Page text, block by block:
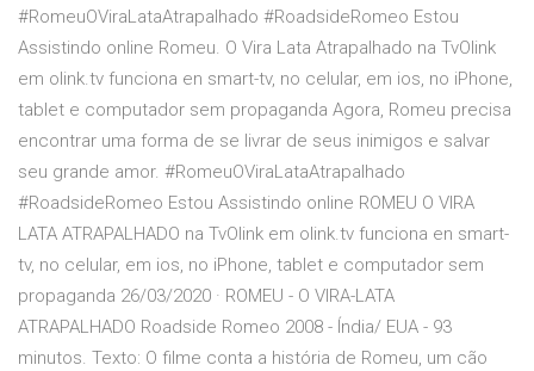
#RomeuOViraLataAtrapalhado #RoadsideRomeo Estou
Assistindo online Romeu. O Vira Lata Atrapalhado na TvOlink
em olink.tv funciona en smart-tv, no celular, em ios, no iPhone,
tablet e computador sem propaganda Agora, Romeu precisa
encontrar uma forma de se livrar de seus inimigos e salvar
seu grande amor. #RomeuOViraLataAtrapalhado
#RoadsideRomeo Estou Assistindo online ROMEU O VIRA
LATA ATRAPALHADO na TvOlink em olink.tv funciona en smart-
tv, no celular, em ios, no iPhone, tablet e computador sem
propaganda 26/03/2020 · ROMEU - O VIRA-LATA
ATRAPALHADO Roadside Romeo 2008 - Índia/ EUA - 93
minutos. Texto: O filme conta a história de Romeu, um cão